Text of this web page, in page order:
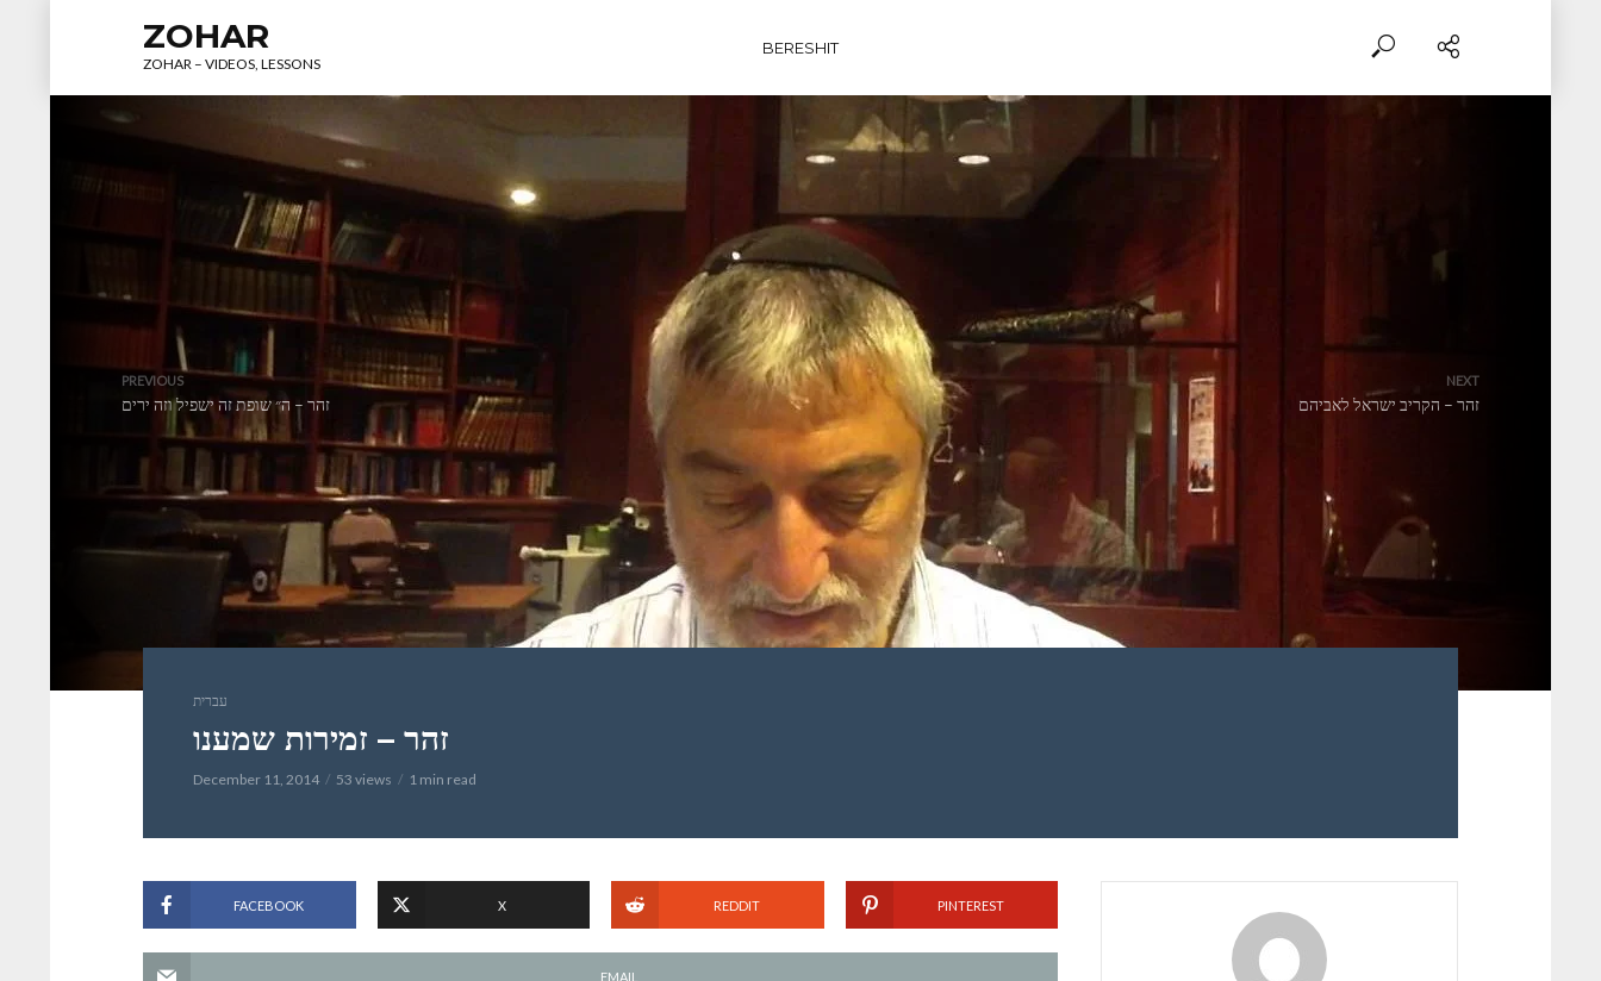
ZOHAR
ZOHAR – VIDEOS, LESSONS
BERESHIT
PREVIOUS
זהר – ה״ שופת זה ישפיל וזה ירים
NEXT
זהר – הקריב ישראל לאביהם
עברית
זהר – זמירות שמענו
December 11, 2014 53 views 1 min read
FACEBOOK X REDDIT PINTEREST
EMAIL